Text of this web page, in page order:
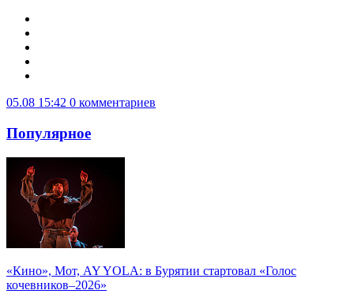
05.08 15:42 0 комментариев
Популярное
«Кино», Мот, AY YOLA: в Бурятии стартовал «Голос
кочевников–2026»